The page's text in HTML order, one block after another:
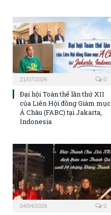
21/07/2026 0
Đại hội Toàn thể lần thứ XII
của Liên Hội đồng Giám mục
Á Châu (FABC) tại Jakarta,
Indonesia
04/04/2026 0